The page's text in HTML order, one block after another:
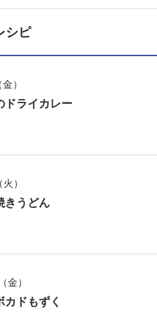
シピ
）
ドライカレー
）
きうどん
金）
ドもずく